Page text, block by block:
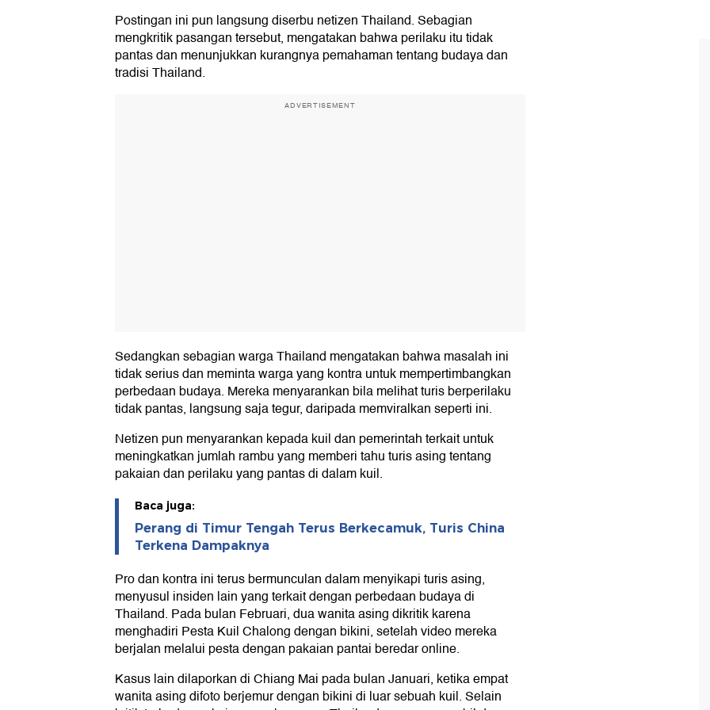
Postingan ini pun langsung diserbu netizen Thailand. Sebagian
mengkritik pasangan tersebut, mengatakan bahwa perilaku itu tidak
pantas dan menunjukkan kurangnya pemahaman tentang budaya dan
tradisi Thailand.
ADVERTISEMENT
Sedangkan sebagian warga Thailand mengatakan bahwa masalah ini
tidak serius dan meminta warga yang kontra untuk mempertimbangkan
perbedaan budaya. Mereka menyarankan bila melihat turis berperilaku
tidak pantas, langsung saja tegur, daripada memviralkan seperti ini.
Netizen pun menyarankan kepada kuil dan pemerintah terkait untuk
meningkatkan jumlah rambu yang memberi tahu turis asing tentang
pakaian dan perilaku yang pantas di dalam kuil.
Baca juga:
Perang di Timur Tengah Terus Berkecamuk, Turis China
Terkena Dampaknya
Pro dan kontra ini terus bermunculan dalam menyikapi turis asing,
menyusul insiden lain yang terkait dengan perbedaan budaya di
Thailand. Pada bulan Februari, dua wanita asing dikritik karena
menghadiri Pesta Kuil Chalong dengan bikini, setelah video mereka
berjalan melalui pesta dengan pakaian pantai beredar online.
Kasus lain dilaporkan di Chiang Mai pada bulan Januari, ketika empat
wanita asing difoto berjemur dengan bikini di luar sebuah kuil. Selain